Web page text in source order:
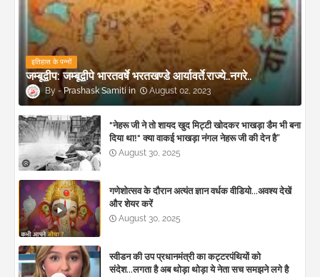
इतिहास के पन्नों
जम्बूद्वीप: जम्बूद्वीपे भारतवर्षे भरतखण्डे आर्यावर्ते.राज्ये..नगरे..
Prashask Samiti August 02, 2023
"नेहरू जी ने तो शायद खुद मिट्टी खोदकर भाखड़ा डैम भी बना
दिया था!" क्या वाकई भाखड़ा नंगल नेहरू जी की देन है”
August 30, 2025
गणेशोत्सव के दौरान अत्यंत ज्ञान वर्धक वीडियो...अवश्य देखें
और शेयर करें
August 30, 2025
स्वीडन की उप प्रधानमंत्री का कट्टरपंथियों को
संदेश...लगता है अब थोड़ा थोड़ा ये नेता सच समझने लगे है